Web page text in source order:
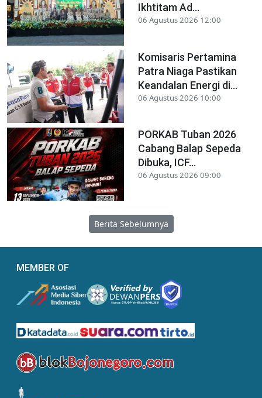
Ikhtitam Ad...
06 Agustus 2026 12:00
Komisaris Pertamina
Patra Niaga Pastikan
Keandalan Energi di...
06 Agustus 2026 10:00
PORKAB Tuban 2026
Cabang Balap Sepeda
Dibuka, ICF...
06 Agustus 2026 09:00
Berita Sebelumnya
MEMBER OF